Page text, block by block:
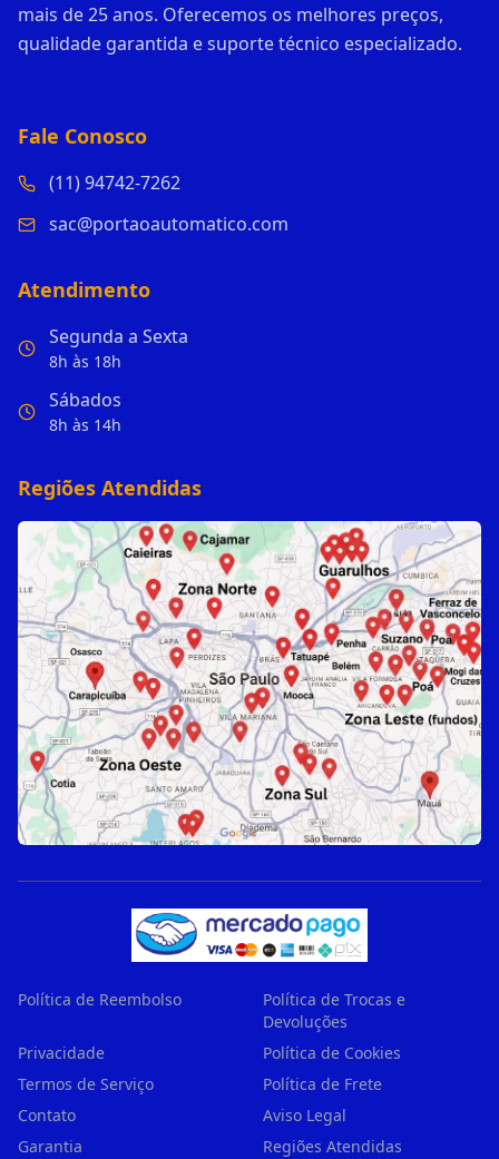
mais de 25 anos. Oferecemos os melhores preços,
qualidade garantida e suporte técnico especializado.
Fale Conosco
(11) 94742-7262
sac@portaoautomatico.com
Atendimento
Segunda a Sexta
8h às 18h
Sábados
8h às 14h
Regiões Atendidas
Política de Reembolso
Política de Trocas e
Devoluções
Privacidade
Política de Cookies
Termos de Serviço
Política de Frete
Contato
Aviso Legal
Garantia
Regiões Atendidas